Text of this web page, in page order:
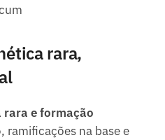
rara,
rara e formação
ramificações na base e